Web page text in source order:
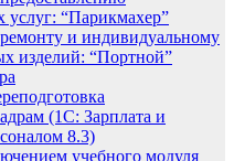
услуг: “Парикмахер”
и индивидуальному
изделий: “Портной”
(1С: Зарплата и
8.3)
учебного модуля